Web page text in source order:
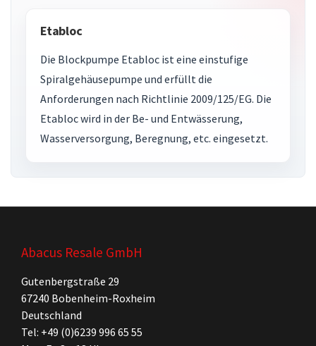
Etabloc
Die Blockpumpe Etabloc ist eine einstufige
Spiralgehäusepumpe und erfüllt die
Anforderungen nach Richtlinie 2009/125/EG. Die
Etabloc wird in der Be- und Entwässerung,
Wasserversorgung, Beregnung, etc. eingesetzt.
Abacus Resale GmbH
Gutenbergstraße 29
67240 Bobenheim-Roxheim
Deutschland
Tel: +49 (0)6239 996 65 55